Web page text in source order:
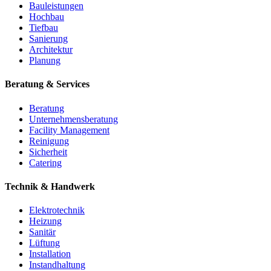
Bauleistungen
Hochbau
Tiefbau
Sanierung
Architektur
Planung
Beratung & Services
Beratung
Unternehmensberatung
Facility Management
Reinigung
Sicherheit
Catering
Technik & Handwerk
Elektrotechnik
Heizung
Sanitär
Lüftung
Installation
Instandhaltung